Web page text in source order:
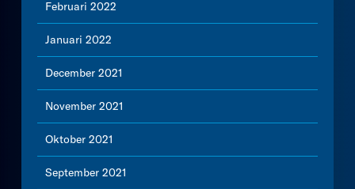
Februari 2022
Januari 2022
December 2021
November 2021
Oktober 2021
September 2021